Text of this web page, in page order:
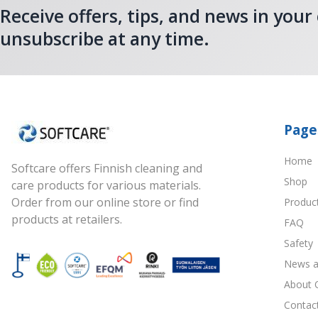
Receive offers, tips, and news in your
unsubscribe at any time.
Softcare offers Finnish cleaning and
care products for various materials.
Order from our online store or find
products at retailers.
Home
Shop
FAQ
Safety
News
About